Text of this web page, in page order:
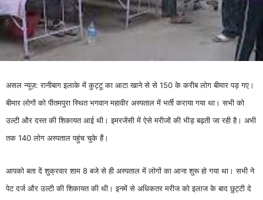
असल न्यूज़: रानीबाग इलाके में कुट्टू का आटा खाने से से 150 के करीब लोग बीमार पड़ गए।
बीमार लोगों को पीतमपुरा स्थित भगवान महावीर अस्पताल में भर्ती कराया गया था। सभी को
उल्टी और दस्त की शिकायत आई थी। इमरजेंसी में ऐसे मरीजों की भीड़ बढ़ती जा रही है। अभी
तक 140 लोग अस्पताल पहुंच चुके हैं।
आपको बता दें शुक्रवार शाम 8 बजे से ही अस्पताल में लोगों का आना शुरू हो गया था। सभी ने
पेट दर्ज और उल्टी की शिकायत की थी। इनमें से अधिकतर मरीज को इलाज के बाद छुट्टी दे